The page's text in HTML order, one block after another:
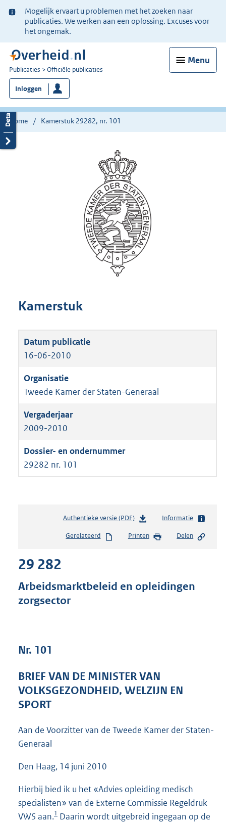
Ter
informatie:
Mogelijk ervaart u problemen met het zoeken naar
publicaties. We werken aan een oplossing. Excuses voor
het ongemak.
Menu
U
bent
nu
hier:
Publicaties Officiële publicaties
Inloggen
Home Kamerstuk 29282, nr. 101
Kamerstuk
16-06-2010
Tweede Kamer der Staten-Generaal
2009-2010
29282 nr. 101
Authentieke versie (PDF)b
s
s
:
4
Informatie
Gerelateerd Printen Delen
29 282
Arbeidsmarktbeleid en opleidingen
zorgsector
Nr. 101
BRIEF VAN DE MINISTER VAN
VOLKSGEZONDHEID, WELZIJN EN
SPORT
Aan de Voorzitter van de Tweede Kamer der Staten-
Generaal
Den Haag, 14 juni 2010
Hierbij bied ik u het «Advies opleiding medisch
specialisten» van de Externe Commissie Regeldruk
VWS aan.1 Daarin wordt uitgebreid ingegaan op de